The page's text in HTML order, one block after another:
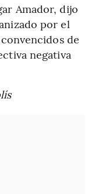
Amador, dijo
por el
de
negativa